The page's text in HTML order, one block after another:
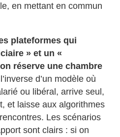
en mettant en commun
plateformes qui
» et un «
réserve une chambre
d’un modèle où
ou libéral, arrive seul,
et laisse aux algorithmes
Les scénarios
sont clairs : si on